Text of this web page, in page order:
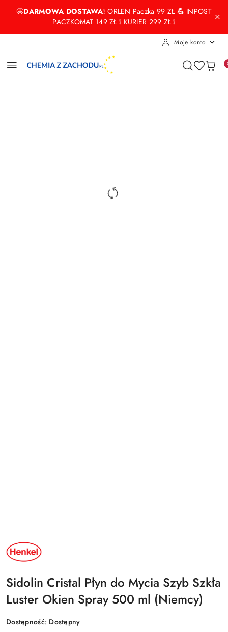
Przejdź do treści głównej
Przejdź do wyszukiwarki
Przejdź do moje konto
Przejdź do menu głównego
Przejdź do opisu produktu
Przejdź do stopki
🤩DARMOWA DOSTAWA❕ ORLEN Paczka 99 ZŁ💪 INPOST
PACZKOMAT 149 ZŁ ❕ KURIER 299 ZŁ ❕
Moje konto
NAZWA
PRODUCENTA:
HENKEL
Sidolin Cristal Płyn do Mycia Szyb Szkła
Luster Okien Spray 500 ml (Niemcy)
Dostępność: Dostępny